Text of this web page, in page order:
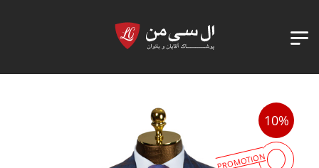
10%
PROMOTION